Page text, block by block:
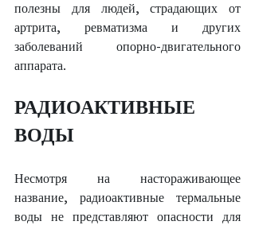
полезны для людей, страдающих от
артрита, ревматизма и других
заболеваний опорно-двигательного
аппарата.
РАДИОАКТИВНЫЕ
ВОДЫ
Несмотря на настораживающее
название, радиоактивные термальные
воды не представляют опасности для